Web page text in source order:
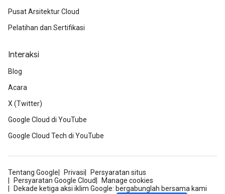
Pusat Arsitektur Cloud
Pelatihan dan Sertifikasi
Interaksi
Blog
Acara
X (Twitter)
Google Cloud di YouTube
Google Cloud Tech di YouTube
Tentang Google Privasi
Persyaratan situs
Persyaratan Google Cloud
Manage cookies
Dekade ketiga aksi iklim Google: bergabunglah bersama kami